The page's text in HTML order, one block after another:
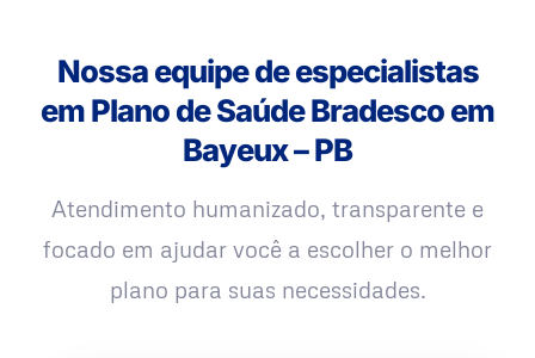
Nossa equipe de especialistas
em Plano de Saúde Bradesco em
Bayeux – PB
Atendimento humanizado, transparente e
focado em ajudar você a escolher o melhor
plano para suas necessidades.